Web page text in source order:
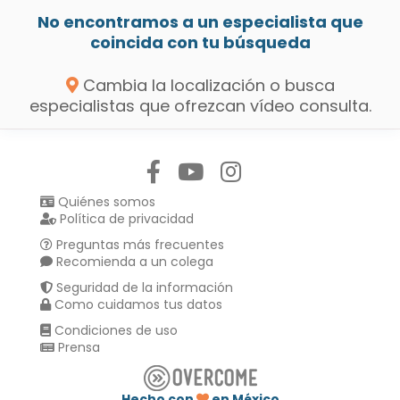
No encontramos a un especialista que
coincida con tu búsqueda
Cambia la localización o busca
especialistas que ofrezcan vídeo consulta.
Quiénes somos
Política de privacidad
Preguntas más frecuentes
Recomienda a un colega
Seguridad de la información
Como cuidamos tus datos
Condiciones de uso
Prensa